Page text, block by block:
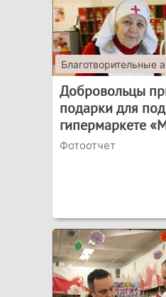
Благотворительные
Добровольцы
подарки для
гипермаркете
Фотоотчет